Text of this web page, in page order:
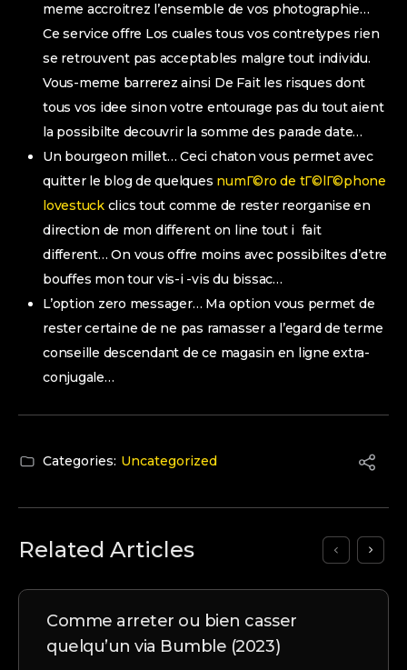
meme accroitrez l’ensemble de vos photographie…
Ce service offre Los cuales tous vos contretypes rien
se retrouvent pas acceptables malgre tout individu.
Vous-meme barrerez ainsi De Fait les risques dont
tous vos idee sinon votre entourage pas du tout aient
la possibilte decouvrir la somme des parade date…
Un bourgeon millet… Ceci chaton vous permet avec
quitter le blog de quelques numГ©ro de tГ©lГ©phone
lovestuckclics tout comme de rester reorganise en
direction de mon different on line tout i fait
different… On vous offre moins avec possibiltes d’etre
bouffes mon tour vis-i -vis du bissac…
L’option zero messager… Ma option vous permet de
rester certaine de ne pas ramasser a l’egard de terme
conseille descendant de ce magasin en ligne extra-
conjugale…
Categories: Uncategorized
Related Articles
Comme arreter ou bien casser
quelqu’un via Bumble (2023)